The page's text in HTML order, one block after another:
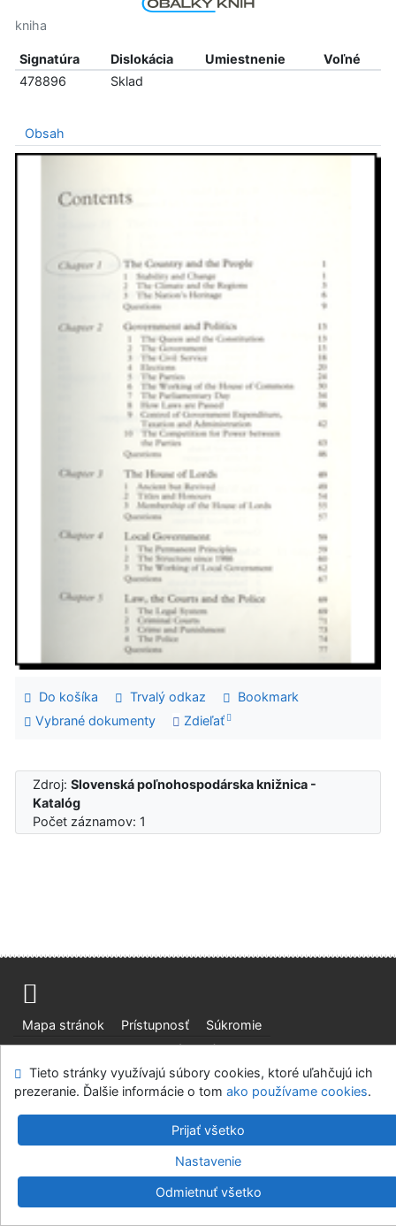
kniha
Signatúra Dislokácia Umiestnenie
Voľné
478896
Sklad
Obsah
Do košíka Trvalý odkaz
Bookmark
Vybrané dokumenty
Zdieľať
Zdroj:Slovenská poľnohospodárska knižnica -
Katalóg
Počet záznamov: 1
Mapa stránok Prístupnosť
Súkromie
Modul OpenSearch
Napíšte nám Nastavenie cookies
Slovenská poľnohospodárska knižnica pri SPU v Nitre
©1993-2026IPACv.4.8.63a-Cosmotron Slovakia, s.r.o.
Tieto stránky využívajú súbory cookies, ktoré uľahčujú ich
prezeranie. Ďalšie informácie o tom ako používame cookies.
Prijať všetko
Nastavenie
Odmietnuť všetko